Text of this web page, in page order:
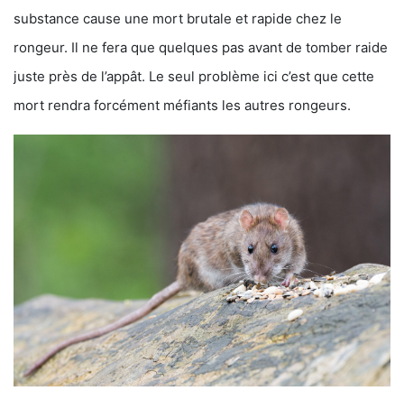
substance cause une mort brutale et rapide chez le
rongeur. Il ne fera que quelques pas avant de tomber raide
juste près de l’appât. Le seul problème ici c’est que cette
mort rendra forcément méfiants les autres rongeurs.